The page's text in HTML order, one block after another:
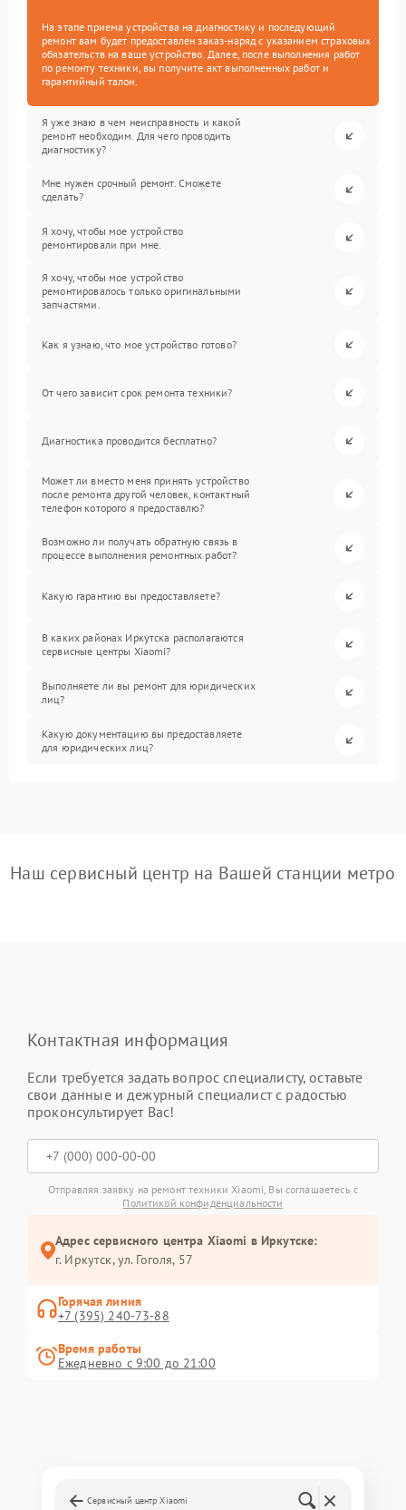
На этапе приема устройства на диагностику и последующий
ремонт вам будет предоставлен заказ-наряд с указанием страховых
обязательств на ваше устройство. Далее, после выполнения работ
по ремонту техники, вы получите акт выполненных работ и
гарантийный талон.
Я уже знаю в чем неисправность и какой
ремонт необходим. Для чего проводить
диагностику?
Мне нужен срочный ремонт. Сможете
сделать?
Я хочу, чтобы мое устройство
ремонтировали при мне.
Я хочу, чтобы мое устройство
ремонтировалось только оригинальными
запчастями.
Как я узнаю, что мое устройство готово?
От чего зависит срок ремонта техники?
Диагностика проводится бесплатно?
Может ли вместо меня принять устройство
после ремонта другой человек, контактный
телефон которого я предоставлю?
Возможно ли получать обратную связь в
процессе выполнения ремонтных работ?
Какую гарантию вы предоставляете?
В каких районах Иркутска располагаются
сервисные центры Xiaomi?
Выполняете ли вы ремонт для юридических
лиц?
Какую документацию вы предоставляете
для юридических лиц?
Наш сервисный центр на Вашей станции метро
Контактная информация
Если требуется задать вопрос специалисту, оставьте
свои данные и дежурный специалист с радостью
проконсультирует Вас!
Отправляя заявку на ремонт техники Xiaomi, Вы соглашаетесь с
Политикой конфиденциальности
Адрес сервисного центра Xiaomi в Иркутске:
г. Иркутск, ул. ​Гоголя, 57
Горячая линия
+7 (395) 240-73-88
Время работы
Ежедневно с 9:00 до 21:00
Сервисный центр Xiaomi